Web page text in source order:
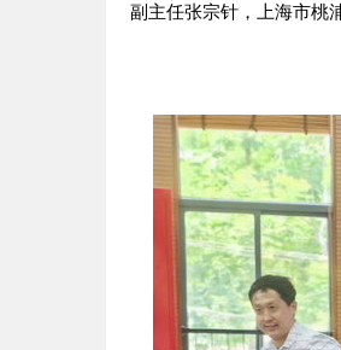
副主任张宗针，上海市桃